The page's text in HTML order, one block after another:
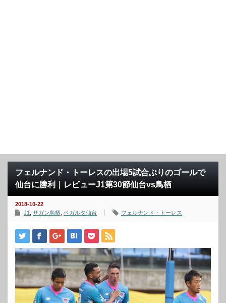
フェルナンド・トーレスの出場5試合ぶりのゴールで
仙台に勝利｜レビューJ1第30節仙台vs鳥栖
2018-10-22
J1
サガン鳥栖 ベガルタ仙台 フェルナンド・トーレス